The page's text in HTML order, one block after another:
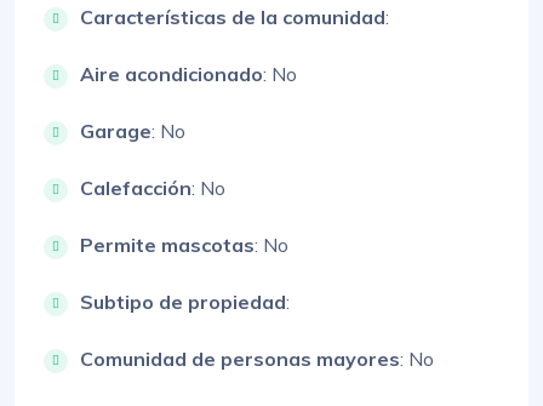
Características de la comunidad:
Aire acondicionado: No
Garage: No
Calefacción: No
Permite mascotas: No
Subtipo de propiedad:
Comunidad de personas mayores: No